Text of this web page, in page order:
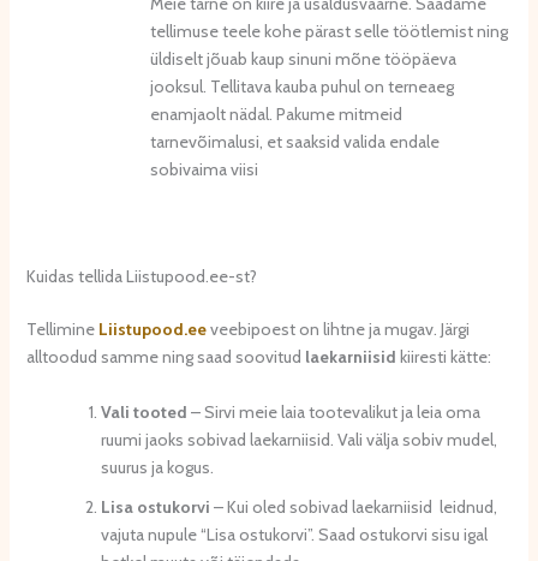
tellimuse teele kohe pärast selle töötlemist ning
üldiselt jõuab kaup sinuni mõne tööpäeva
jooksul. Tellitava kauba puhul on terneaeg
enamjaolt nädal. Pakume mitmeid
tarnevõimalusi, et saaksid valida endale
sobivaima viisi
Kuidas tellida Liistupood.ee-st?
Tellimine Liistupood.eeveebipoest on lihtne ja mugav. Järgi
alltoodud samme ning saad soovitud laekarniisid kiiresti kätte:
Vali tooted – Sirvi meie laia tootevalikut ja leia oma
ruumi jaoks sobivad laekarniisid. Vali välja sobiv mudel,
suurus ja kogus.
Lisa ostukorvi – Kui oled sobivad laekarniisid leidnud,
vajuta nupule “Lisa ostukorvi”. Saad ostukorvi sisu igal